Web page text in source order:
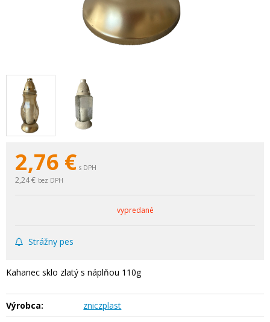
2,76 € s DPH
2,24 € bez DPH
vypredané
Strážny pes
Kahanec sklo zlatý s náplňou 110g
Výrobca:
zniczplast